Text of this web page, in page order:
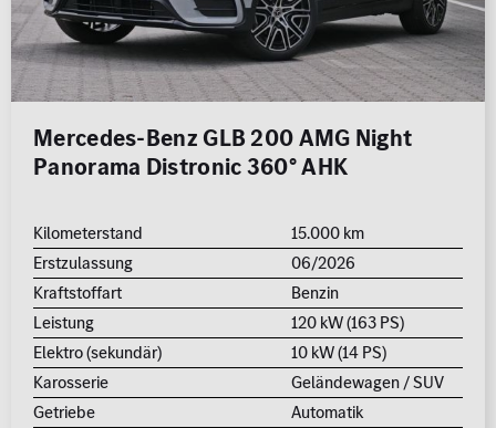
Mercedes-Benz GLB 200 AMG Night
Panorama Distronic 360° AHK
Kilometerstand
15.000 km
Erstzulassung
06/2026
Kraftstoffart
Benzin
Leistung
120 kW (163 PS)
Elektro (sekundär)
10 kW (14 PS)
Karosserie
Geländewagen / SUV
Getriebe
Automatik